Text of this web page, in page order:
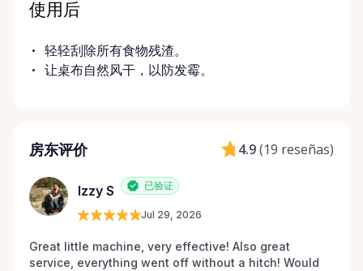
使用后
轻轻刮除所有食物残渣。
让桌布自然风干，以防发霉。
房东评价 4.9(19 reseñas)
Izzy S 已验证
Jul 29, 2026
Great little machine, very effective! Also great
service, everything went off without a hitch! Would